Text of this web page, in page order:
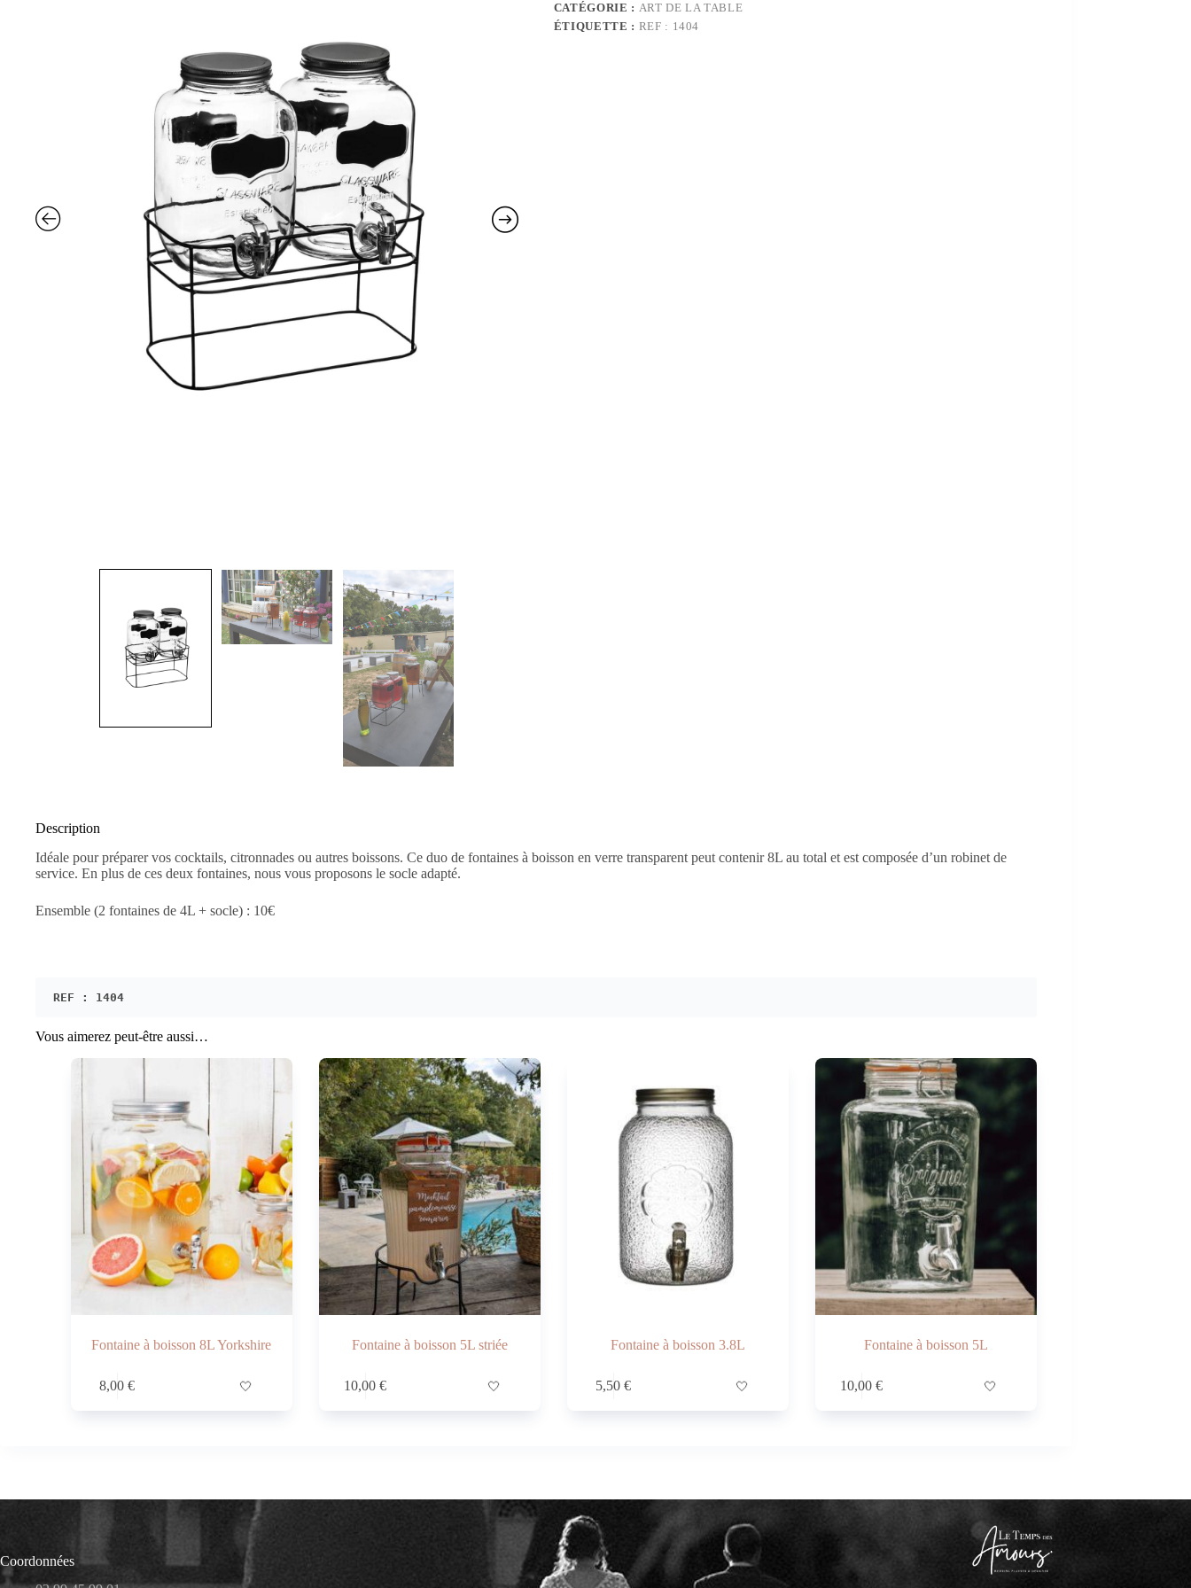
4L
CATÉGORIE : ART DE LA TABLE
ÉTIQUETTE : REF : 1404
Description
Idéale pour préparer vos cocktails, citronnades ou autres boissons. Ce duo de fontaines à boisson en verre transparent peut contenir 8L au total et est composée d’un robinet de
service. En plus de ces deux fontaines, nous vous proposons le socle adapté.
Ensemble (2 fontaines de 4L + socle) : 10€
REF : 1404
Vous aimerez peut-être aussi…
Fontaine à boisson 8L Yorkshire
8,00€ 🤍
Fontaine à boisson 5L striée
10,00€ 🤍
Fontaine à boisson 3.8L
5,50€ 🤍
Fontaine à boisson 5L
10,00€ 🤍
Coordonnées